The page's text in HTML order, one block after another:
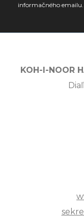
informačného emailu.
KOH-I-NOOR